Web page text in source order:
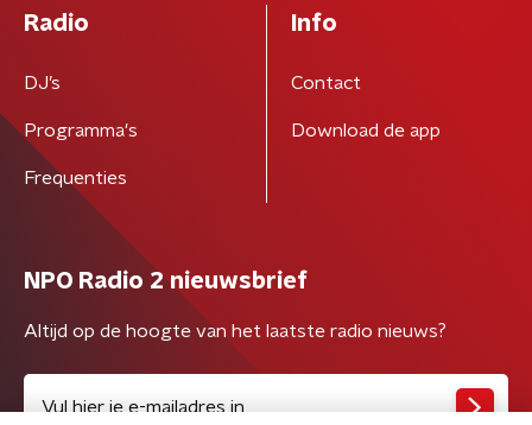
Radio
DJ’s
Programma's
Frequenties
Info
Contact
Download de app
NPO Radio 2 nieuwsbrief
Altijd op de hoogte van het laatste radio nieuws?